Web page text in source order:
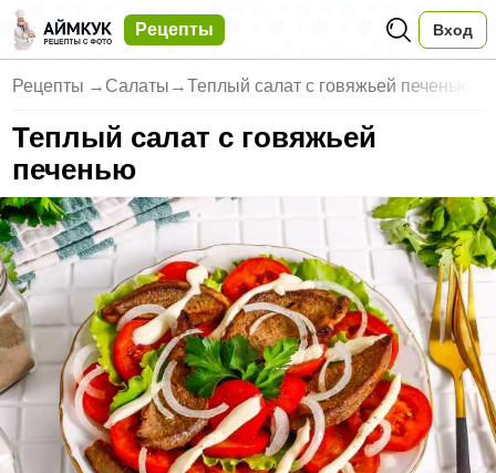
Рецепты Вход
Рецепты → Салаты →Теплый салат с говяжьей печенью
Теплый салат с говяжьей
печенью